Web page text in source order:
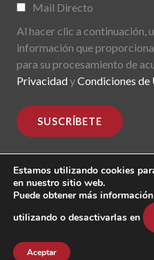
Mail Directo
Al hacer clic a continuación,
información que
para su procesamiento de
PrivacidadyCondiciones de
MoDe(s). Modernidade(s)
All
Header image: "Mark
Energy, Jackson
Estamos utilizando cookies
en nuestro sitio web.
Puede obtener más
utilizando o desactivarlas en
Aceptar